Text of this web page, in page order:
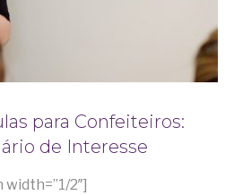
para Confeiteiros:
de Interesse
2″]